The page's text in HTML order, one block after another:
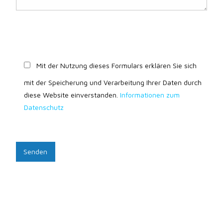
Mit der Nutzung dieses Formulars erklären Sie sich
mit der Speicherung und Verarbeitung Ihrer Daten durch
diese Website einverstanden. Informationen zum
Datenschutz